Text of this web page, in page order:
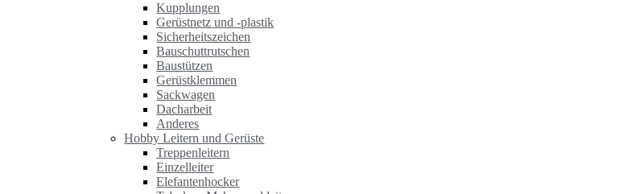
Kupplungen
Gerüstnetz und -plastik
Sicherheitszeichen
Bauschuttrutschen
Baustützen
Gerüstklemmen
Sackwagen
Dacharbeit
Anderes
Hobby Leitern und Gerüste
Treppenleitern
Einzelleiter
Elefantenhocker